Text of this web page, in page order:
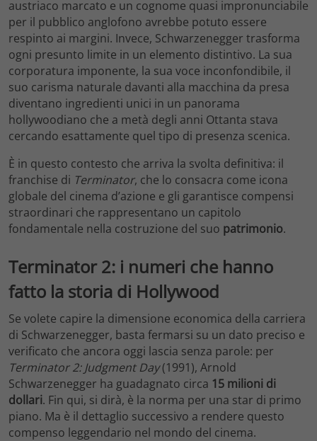
austriaco marcato e un cognome quasi impronunciabile
per il pubblico anglofono avrebbe potuto essere
respinto ai margini. Invece, Schwarzenegger trasforma
ogni presunto limite in un elemento distintivo. La sua
corporatura imponente, la sua voce inconfondibile, il
suo carisma naturale davanti alla macchina da presa
diventano ingredienti unici in un panorama
hollywoodiano che a metà degli anni Ottanta stava
cercando esattamente quel tipo di presenza scenica.
È in questo contesto che arriva la svolta definitiva: il
franchise di Terminator, che lo consacra come icona
globale del cinema d’azione e gli garantisce compensi
straordinari che rappresentano un capitolo
fondamentale nella costruzione del suo patrimonio.
Terminator 2: i numeri che hanno
fatto la storia di Hollywood
Se volete capire la dimensione economica della carriera
di Schwarzenegger, basta fermarsi su un dato preciso e
verificato che ancora oggi lascia senza parole: per
Terminator 2: Judgment Day(1991), Arnold
Schwarzenegger ha guadagnato circa 15 milioni di
dollari. Fin qui, si dirà, è la norma per una star di primo
piano. Ma è il dettaglio successivo a rendere questo
compenso leggendario nel mondo del cinema.